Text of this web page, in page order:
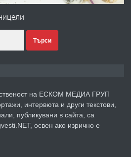
Студен кладенец 331м2 |
преди 1 година
Търси
на ЕСКОМ МЕДИА ГРУП
интервюта и други текстови,
публикувани в сайта, са
освен ако изрично е